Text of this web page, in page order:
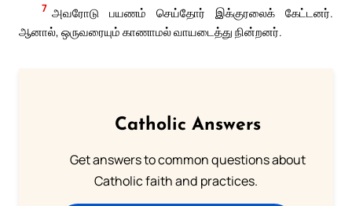
7 அவரோடு பயணம் செய்தோர் இக்குரலைக் கேட்டனர்.
ஆனால், ஒருவரையும் காணாமல் வாயடைத்து நின்றனர்.
Catholic Answers
Get answers to common questions about
Catholic faith and practices.